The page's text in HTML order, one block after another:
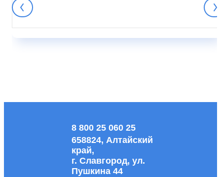
8 800 25 060 25
658824, Алтайский
край,
г. Славгород, ул.
Пушкина 44